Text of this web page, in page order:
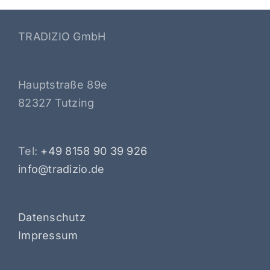
TRADIZIO GmbH
Hauptstraße 89e
82327 Tutzing
Tel: +49 8158 90 39 926
info@tradizio.de
Datenschutz
Impressum